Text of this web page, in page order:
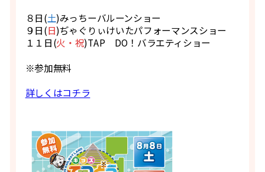
８日(土)みっちーバルーンショー
９日(日)ぢゃぐりぃけいたパフォーマンスショー
１１日(火・祝)TAP DO！バラエティショー
※参加無料
詳しくはコチラ